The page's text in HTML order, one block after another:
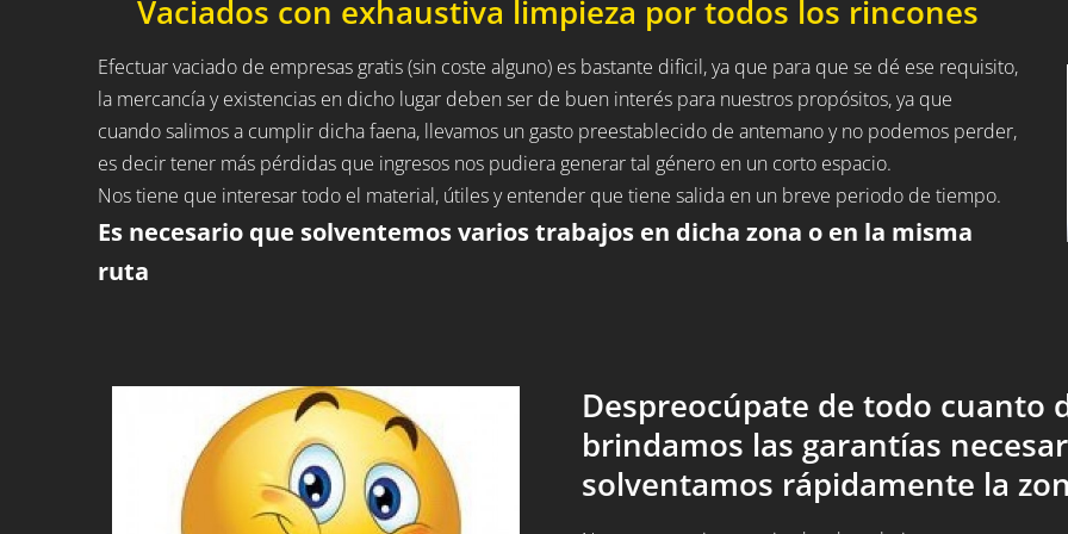
Vaciados con exhaustiva limpieza por todos los rincones
Efectuar vaciado de empresas gratis (sin coste alguno) es bastante dificil, ya que para que se dé ese requisito,
la mercancía y existencias en dicho lugar deben ser de buen interés para nuestros propósitos, ya que
cuando salimos a cumplir dicha faena, llevamos un gasto preestablecido de antemano y no podemos perder,
es decir tener más pérdidas que ingresos nos pudiera generar tal género en un corto espacio.
Nos tiene que interesar todo el material, útiles y entender que tiene salida en un breve periodo de tiempo.
Es necesario que solventemos varios trabajos en dicha zona o en la misma
ruta
Despreocúpate de todo cuanto
brindamos las garantías
solventamos rápidamente la